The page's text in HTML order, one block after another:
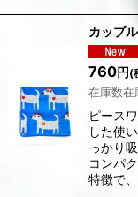
カップ
760円 (
在庫数在
ピース
した使
っかり
コンパ
特徴で